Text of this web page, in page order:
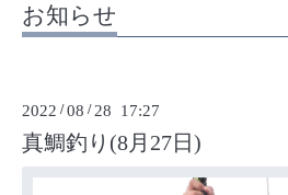
お知らせ
2022 /08 / 28 17:27
真鯛釣り(8月27日)